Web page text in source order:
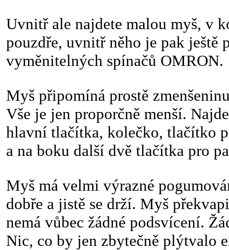
Uvnitř ale najdete malou myš, v
pouzdře, uvnitř něho je pak ještě
vyměnitelných spínačů OMRON.
Myš připomíná prostě
Vše je jen proporčně menší.
hlavní tlačítka, kolečko, tlačítko
a na boku další dvě tlačítka pro
Myš má velmi výrazné
dobře a jistě se drží. Myš
nemá vůbec žádné podsvícení.
Nic, co by jen zbytečně plýtvalo